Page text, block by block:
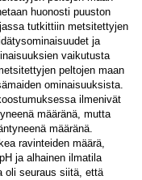
huonosti puuston
tutkittiin metsitettyjen
ja
vaikutusta
peltojen maan
ominaisuuksista.
ilmenivät
määränä, mutta
määränä.
ravinteiden määrä,
ja alhainen ilmatila
oli seuraus siitä, että